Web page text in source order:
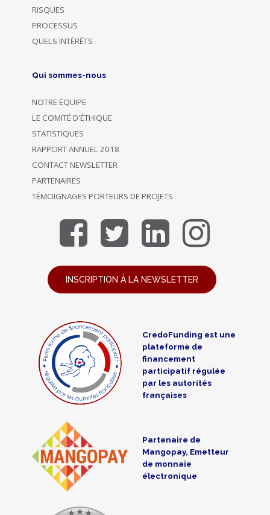
RISQUES
PROCESSUS
QUELS INTÉRÊTS
Qui sommes-nous
NOTRE ÉQUIPE
LE COMITÉ D'ÉTHIQUE
STATISTIQUES
RAPPORT ANNUEL 2018
CONTACT NEWSLETTER
PARTENAIRES
TÉMOIGNAGES PORTEURS DE PROJETS
INSCRIPTION À LA NEWSLETTER
CredoFunding est une
plateforme de
financement
participatif régulée
par les autorités
françaises
Partenaire de
Mangopay, Emetteur
de monnaie
électronique